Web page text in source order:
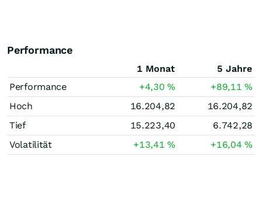
Performance
1 Monat
5 Jahre
Performance
+4,30% +89,11%
Hoch
16.204,82
16.204,82
Tief
15.223,40
6.742,28
Volatilität
+13,41% +16,04%